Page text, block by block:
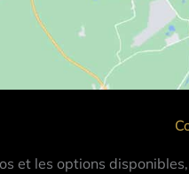
et les options